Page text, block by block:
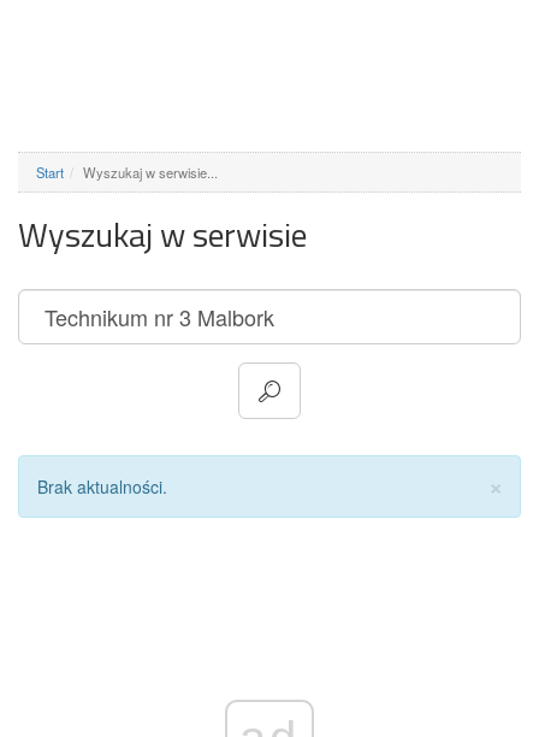
Start Wyszukaj w serwisie...
Wyszukaj w serwisie
×
Brak aktualności.